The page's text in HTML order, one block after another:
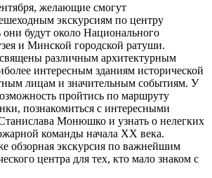
желающие смогут
экскурсиям по центру
будут около Национального
и Минской городской ратуши.
различным архитектурным
интересным зданиям исторической
лицам и значительным событиям. У
пройтись по маршруту
познакомиться с интересными
Монюшко и узнать о нелегких
команды начала ХХ века.
обзорная экскурсия по важнейшим
центра для тех, кто мало знаком с